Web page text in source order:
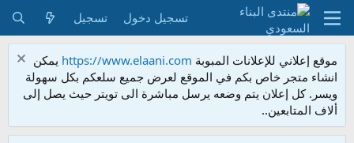
تسجيل دخول تسجيل
موقع إعلاني للإعلانات المبوبة https://www.elaani.com يمكن
انشاء متجر خاص بكم في الموقع لعرض جميع سلعكم بكل سهولة
ويسر. كل إعلان يتم وضعه يرسل مباشرة الى تويتر حيث يصل إلى
ألاف المتابعين..